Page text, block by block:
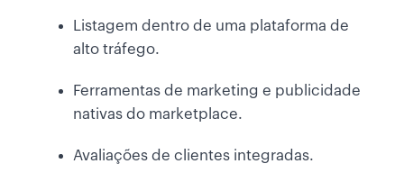
Listagem dentro de uma plataforma de
alto tráfego.
Ferramentas de marketing e publicidade
nativas do marketplace.
Avaliações de clientes integradas.